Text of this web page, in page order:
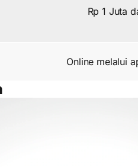
Rp 1 Juta
Online melalui